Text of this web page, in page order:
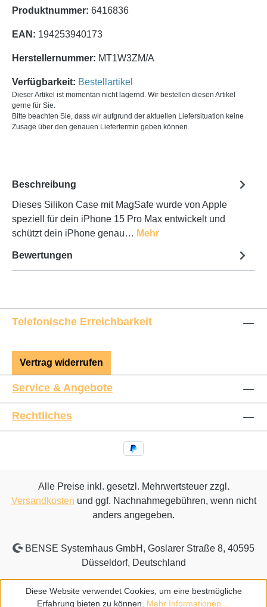
Produktnummer: 6416836
EAN: 194253940173
Herstellernummer: MT1W3ZM/A
Verfügbarkeit: Bestellartikel
Dieser Artikel ist momentan nicht lagernd. Wir bestellen diesen Artikel
gerne für Sie.
Bitte beachten Sie, dass wir aufgrund der aktuellen Liefersituation keine
Zusage über den genauen Liefertermin geben können.
Beschreibung
Dieses Silikon Case mit MagSafe wurde von Apple
speziell für dein iPhone 15 Pro Max entwickelt und
schützt dein iPhone genau… Mehr
Bewertungen
Telefonische Erreichbarkeit
Vertrag widerrufen
Service & Angebote
Rechtliches
Alle Preise inkl. gesetzl. Mehrwertsteuer zzgl.
Versandkosten und ggf. Nachnahmegebühren, wenn nicht
anders angegeben.
BENSE Systemhaus GmbH, Goslarer Straße 8, 40595
Düsseldorf, Deutschland
Diese Website verwendet Cookies, um eine bestmögliche
Erfahrung bieten zu können. Mehr Informationen ...